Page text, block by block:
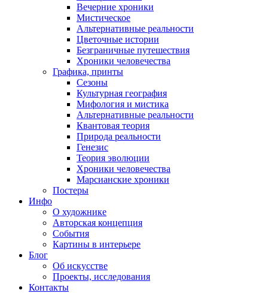
Вечерние хроники
Мистическое
Альтернативные реальности
Цветочные истории
Безграничные путешествия
Хроники человечества
Графика, принты
Сезоны
Культурная география
Мифология и мистика
Альтернативные реальности
Квантовая теория
Природа реальности
Генезис
Теория эволюции
Хроники человечества
Марсианские хроники
Постеры
Инфо
О художнике
Авторская концепция
События
Картины в интерьере
Блог
Об искусстве
Проекты, исследования
Контакты